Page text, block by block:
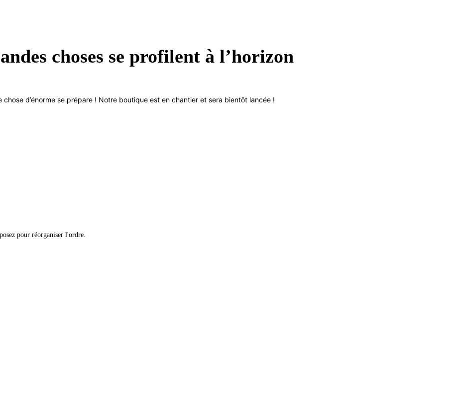
choses se profilent à l’horizon
chose d’énorme se prépare ! Notre boutique est en chantier et sera bientôt lancée !
pour réorganiser l'ordre.